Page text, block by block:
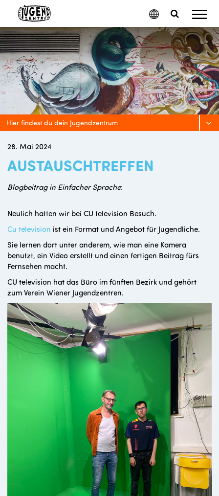
Menu
Toggle
Search
Google
Translate
Hier findest du dein Jugendzentrum
28. Mai 2024
AUSTAUSCHTREFFEN
Blogbeitrag in Einfacher Sprache:
Neulich hatten wir bei CU television Besuch.
Cu television ist ein Format und Angebot für Jugendliche.
Sie lernen dort unter anderem, wie man eine Kamera
benutzt, ein Video erstellt und einen fertigen Beitrag fürs
Fernsehen macht.
CU television hat das Büro im fünften Bezirk und gehört
zum Verein Wiener Jugendzentren.